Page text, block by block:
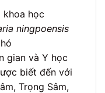
khoa học
ningpoensis
gian và Y học
biết đến với
Trọng Sâm,